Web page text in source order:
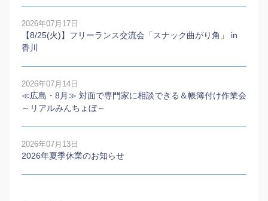
2026年07月17日
【8/25(火)】フリーランス交流会「スナック曲がり角」 in
香川
2026年07月14日
≪広島・8月≫ 対面で専門家に相談できる＆帳簿付け作業会
～リアルみんちょぼ～
2026年07月13日
2026年夏季休業のお知らせ